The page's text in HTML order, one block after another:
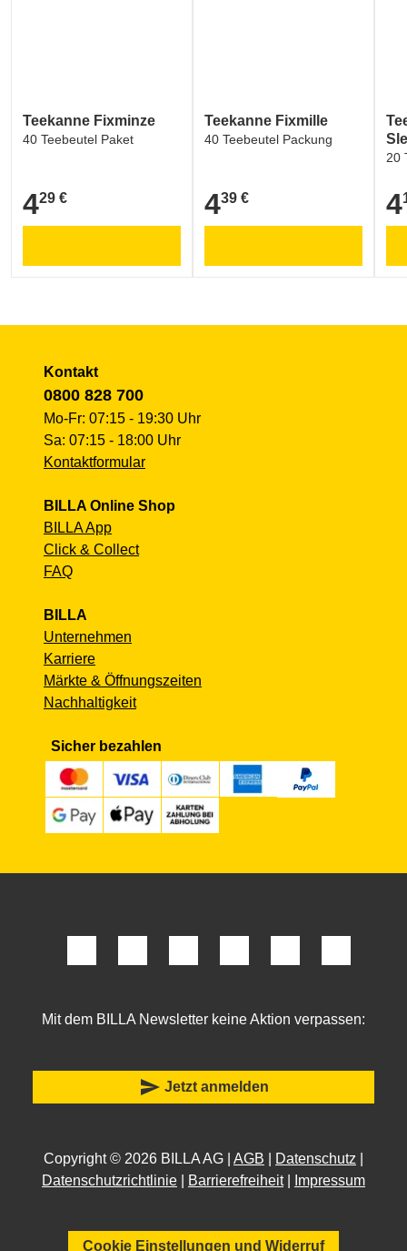
Teekanne Fixminze
40 Teebeutel Paket
4,29 €
429 €
Teekanne Fixmille
40 Teebeutel Packung
4,39 €
439 €
20
4
Kontakt
0800 828 700
Mo-Fr: 07:15 - 19:30 Uhr
Sa: 07:15 - 18:00 Uhr
Kontaktformular
BILLA Online Shop
BILLA App
Click & Collect
FAQ
BILLA
Unternehmen
Karriere
Märkte & Öffnungszeiten
Nachhaltigkeit
Sicher bezahlen
Mit dem BILLA Newsletter keine Aktion verpassen:
send Jetzt anmelden
Copyright © 2026 BILLA AG | AGB Datenschutz
Datenschutzrichtlinie
Barrierefreiheit| Impressum
Cookie Einstellungen und Widerruf